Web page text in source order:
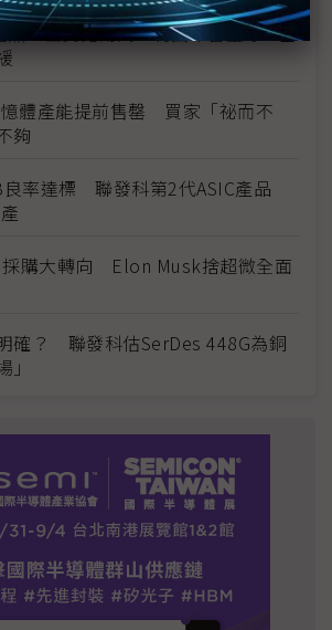
熱、出貨比創高 村田示警全球AI基
體產能提前售罄 買家「祕而不
夠
率達標 聯發科第2代ASIC產品
採購大轉向 Elon Musk捨超微全面
確？ 聯發科估SerDes 448G為銅